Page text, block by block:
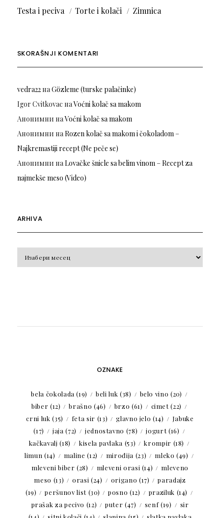
Testa i peciva
Torte i kolači Zimnica
SKORAŠNJI KOMENTARI
vedra22на Gözleme (turske palačinke)
Igor Cvitkovac наVoćni kolač sa makom
Анонимни наVoćni kolač sa makom
Анонимни на Rozen kolač sa makom i čokoladom –
Najkremastiji recept (Ne peče se)
Анонимни на Lovačke šnicle sa belim vinom – Recept za
najmekše meso (Video)
ARHIVA
OZNAKE
bela čokolada (19) beli luk (38) belo vino (20)
biber (12) brašno (46) brzo (61) cimet(22)
crni luk (35) feta sir (13) glavno jelo (14)
Jabuke
(17)
jaja (72) jednostavno (78) jogurt(16)
kačkavalj (18) kisela pavlaka (53) krompir (18)
limun (14) maline (12) mirođija (23) mleko (49)
mleveni biber (28) mleveni orasi (14)
mleveno
meso (13) orasi (24) origano (17)
paradajz
(19)
peršunov list(30) posno (12) praziluk (14)
prašak za pecivo (12) puter (47) senf(19)
sir